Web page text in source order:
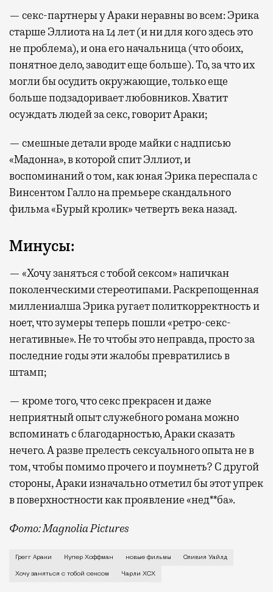
— секс-партнеры у Араки неравны во всем: Эрика
старше Эллиота на 14 лет (и ни для кого здесь это
не проблема), и она его начальница (что обоих,
понятное дело, заводит еще больше). То, за что их
могли бы осудить окружающие, только еще
больше подзадоривает любовников. Хватит
осуждать людей за секс, говорит Араки;
— смешные детали вроде майки с надписью
«Мадонна», в которой спит Эллиот, и
воспоминаний о том, как юная Эрика переспала с
Винсентом Галло на премьере скандального
фильма «Бурый кролик» четверть века назад.
Минусы:
— «Хочу заняться с тобой сексом» напичкан
поколенческими стереотипами. Раскрепощенная
миллениалша Эрика ругает политкорректность и
ноет, что зумеры теперь пошли «ретро-секс-
негативные». Не то чтобы это неправда, просто за
последние годы эти жалобы превратились в
штамп;
— кроме того, что секс прекрасен и даже
неприятный опыт служебного романа можно
вспоминать с благодарностью, Араки сказать
нечего. А разве прелесть сексуального опыта не в
том, чтобы помимо прочего и поумнеть? С другой
стороны, Араки изначально отметил бы этот упрек
в поверхностности как проявление «нед**ба».
Фото: Magnolia Pictures
В первой же сцене своего нового фильма Грегг
Грегг Араки Купер Хоффман новые фильмы Оливия Уайлд
Хочу заняться с тобой сексом Чарли XCX